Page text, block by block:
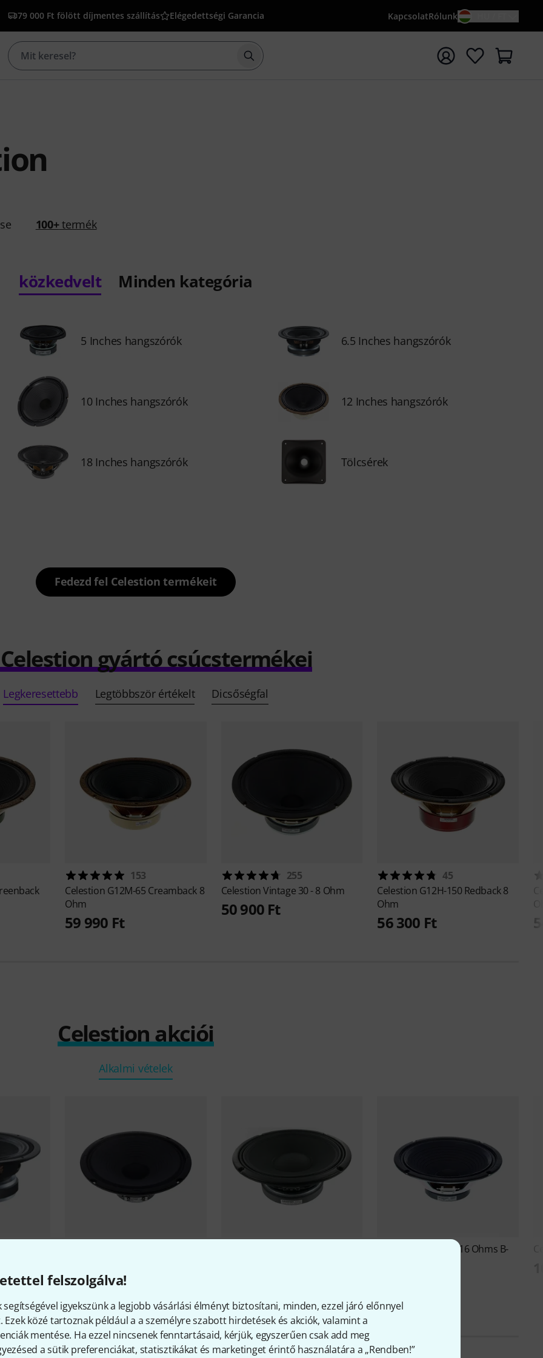
felszolgálva!
segítségével igyekszünk a legjobb vásárlási élményt biztosítani, minden, ezzel járó előnnyel
Ezek közé tartoznak például a a személyre szabott hirdetések és akciók, valamint a
mentése. Ha ezzel nincsenek fenntartásaid, kérjük, egyszerűen csak add meg
a sütik preferenciákat, statisztikákat és marketinget érintő használatára a „Rendben!”
79 000 Ft fölött díjmentes szállítás Elégedettségi Garancia KapcsolatRólunk
Keresés indítása {searchTerm} keresőszóval
100+termék
közkedvelt Minden kategória
5 Inches hangszórók 6.5 Inches hangszórók
10 Inches hangszórók 12 Inches hangszórók
18 Inches hangszórók Tölcsérek
Fedezd fel Celestion termékeit
gyártó csúcstermékei
Legkeresettebb Legtöbbször értékelt Dicsőségfal
153
Celestion G12M-65 Creamback 8
Ohm
59 990 Ft
255
CelestionVintage 30 - 8 Ohm
50 900 Ft
45
Celestion G12H-150 Redback 8
Ohm
56 300 Ft
Celestion akciói
Alkalmi vételek
G10N-40 16 Ohms B-